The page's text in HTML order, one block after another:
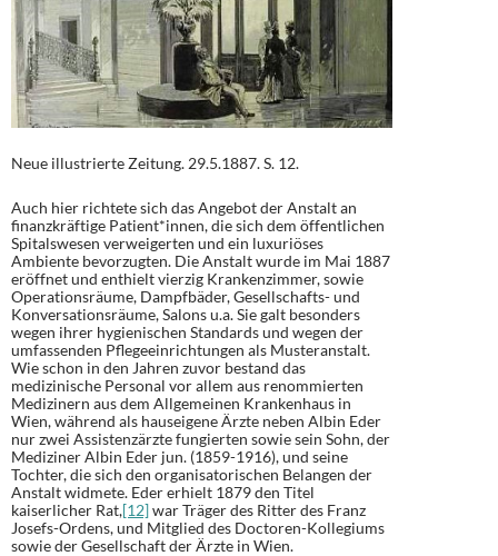
Neue illustrierte Zeitung. 29.5.1887. S. 12.
Auch hier richtete sich das Angebot der Anstalt an
finanzkräftige Patient*innen, die sich dem öffentlichen
Spitalswesen verweigerten und ein luxuriöses
Ambiente bevorzugten. Die Anstalt wurde im Mai 1887
eröffnet und enthielt vierzig Krankenzimmer, sowie
Operationsräume, Dampfbäder, Gesellschafts- und
Konversationsräume, Salons u.a. Sie galt besonders
wegen ihrer hygienischen Standards und wegen der
umfassenden Pflegeeinrichtungen als Musteranstalt.
Wie schon in den Jahren zuvor bestand das
medizinische Personal vor allem aus renommierten
Medizinern aus dem Allgemeinen Krankenhaus in
Wien, während als hauseigene Ärzte neben Albin Eder
nur zwei Assistenzärzte fungierten sowie sein Sohn, der
Mediziner Albin Eder jun. (1859-1916), und seine
Tochter, die sich den organisatorischen Belangen der
Anstalt widmete. Eder erhielt 1879 den Titel
kaiserlicher Rat,[12]war Träger des Ritter des Franz
Josefs-Ordens, und Mitglied des Doctoren-Kollegiums
sowie der Gesellschaft der Ärzte in Wien.